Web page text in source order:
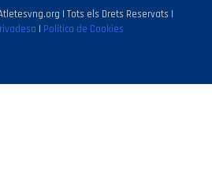
| Tots els Drets Reservats |
| Política de Cookies